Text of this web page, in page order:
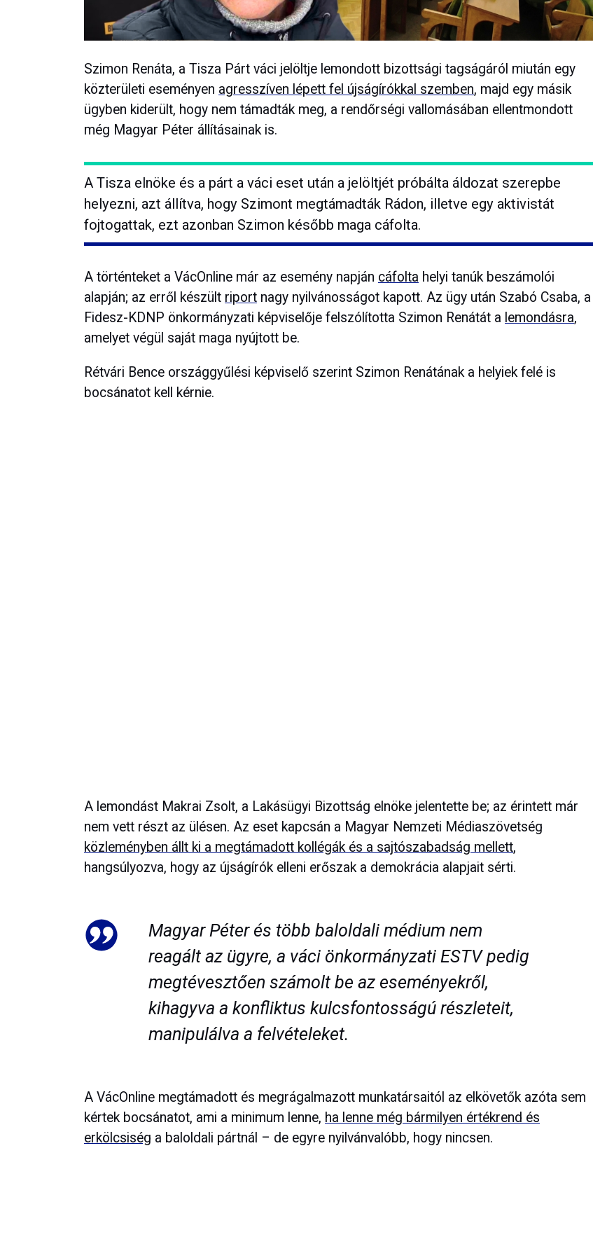
Szimon Renáta, a Tisza Párt váci jelöltje lemondott bizottsági tagságáról miután egy
közterületi eseményen agresszíven lépett fel újságírókkal szemben, majd egy másik
ügyben kiderült, hogy nem támadták meg, a rendőrségi vallomásában ellentmondott
még Magyar Péter állításainak is.
A Tisza elnöke és a párt a váci eset után a jelöltjét próbálta áldozat szerepbe
helyezni, azt állítva, hogy Szimont megtámadták Rádon, illetve egy aktivistát
fojtogattak, ezt azonban Szimon később maga cáfolta.
A történteket a VácOnline már az esemény napján cáfolta helyi tanúk beszámolói
alapján; az erről készült riport nagy nyilvánosságot kapott. Az ügy után Szabó Csaba, a
Fidesz-KDNP önkormányzati képviselője felszólította Szimon Renátát a lemondásra,
amelyet végül saját maga nyújtott be.
Rétvári Bence országgyűlési képviselő szerint Szimon Renátának a helyiek felé is
bocsánatot kell kérnie.
A lemondást Makrai Zsolt, a Lakásügyi Bizottság elnöke jelentette be; az érintett már
nem vett részt az ülésen. Az eset kapcsán a Magyar Nemzeti Médiaszövetség
közleményben állt ki a megtámadott kollégák és a sajtószabadság mellett,
hangsúlyozva, hogy az újságírók elleni erőszak a demokrácia alapjait sérti.
Magyar Péter és több baloldali médium nem
reagált az ügyre, a váci önkormányzati ESTV pedig
megtévesztően számolt be az eseményekről,
kihagyva a konfliktus kulcsfontosságú részleteit,
manipulálva a felvételeket.
A VácOnline megtámadott és megrágalmazott munkatársaitól az elkövetők azóta sem
kértek bocsánatot, ami a minimum lenne, ha lenne még bármilyen értékrend és
erkölcsiség a baloldali pártnál – de egyre nyilvánvalóbb, hogy nincsen.